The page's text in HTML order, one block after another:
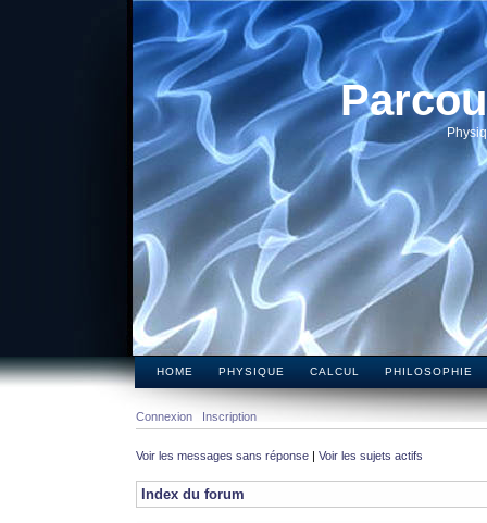
HOME PHYSIQUE CALCUL PHILOSOPHIE
Connexion Inscription
Voir les messages sans réponse | Voir les sujets actifs
Index du forum